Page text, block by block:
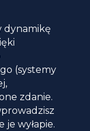
dynamikę
(systemy
zdanie.
je wyłapie.